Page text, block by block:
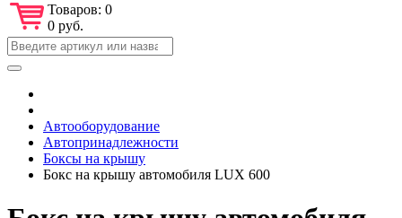
Товаров: 0
0 руб.
Автооборудование
Автопринадлежности
Боксы на крышу
Бокс на крышу автомобиля LUX 600